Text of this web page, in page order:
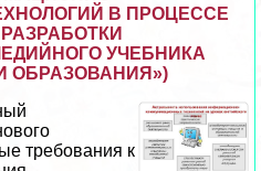
В ПРОЦЕССЕ
УЧЕБНИКА
ОБРАЗОВАНИЯ»)
требования к